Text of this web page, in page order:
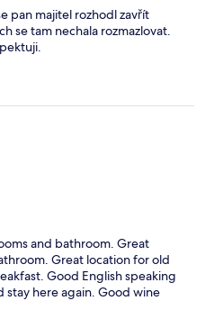
pan majitel rozhodl zavřít
se tam nechala rozmazlovat.
and bathroom. Great
Great location for old
Good English speaking
here again. Good wine